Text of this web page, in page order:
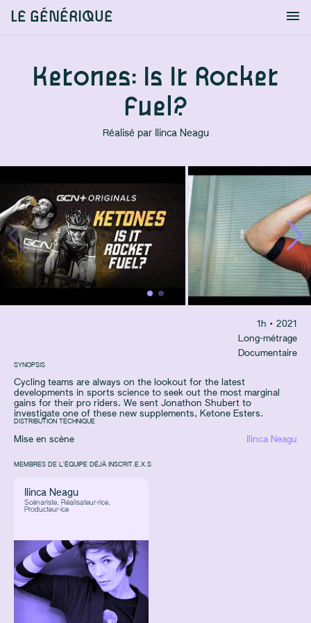
LE GÉNÉRIQUE
Ketones: Is It Rocket
Fuel?
Réalisé par Ilinca Neagu
SYNOPSIS
Cycling teams are always on the lookout for the latest
developments in sports science to seek out the most marginal
gains for their pro riders. We sent Jonathon Shubert to
investigate one of these new supplements, Ketone Esters.
1 h • 2021
Long-métrage
Documentaire
DISTRIBUTION TECHNIQUE
Mise en scène Ilinca Neagu
MEMBRES DE L'ÉQUIPE DÉJÀ INSCRIT.E.X.S
Ilinca Neagu
Scénariste, Réalisateur·rice,
Producteur·ice